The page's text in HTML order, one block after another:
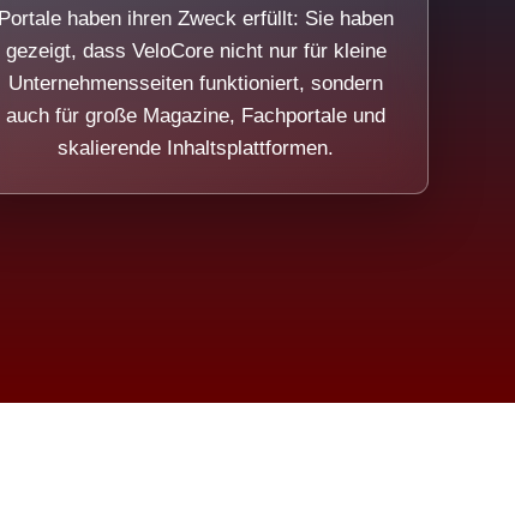
Portale haben ihren Zweck erfüllt: Sie haben
gezeigt, dass VeloCore nicht nur für kleine
Unternehmensseiten funktioniert, sondern
auch für große Magazine, Fachportale und
skalierende Inhaltsplattformen.